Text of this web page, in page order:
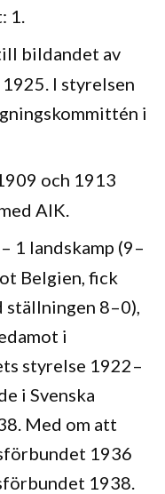
bildandet av
I styrelsen
i
och 1913
AIK.
1 landskamp (9–
Belgien, fick
ställningen 8–0),
i
styrelse 1922–
i Svenska
Med om att
1936
1938.